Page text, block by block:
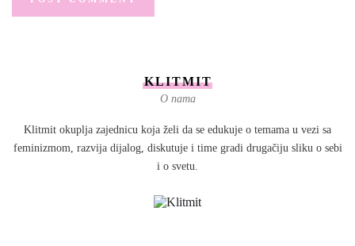
KLITMIT
O nama
Klitmit okuplja zajednicu koja želi da se edukuje o temama u vezi sa
feminizmom, razvija dijalog, diskutuje i time gradi drugačiju sliku o sebi
i o svetu.